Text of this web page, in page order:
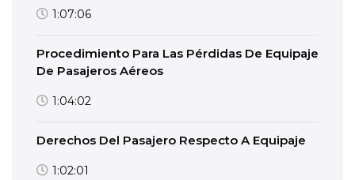
1:07:06
Procedimiento Para Las Pérdidas De Equipaje
De Pasajeros Aéreos
1:04:02
Derechos Del Pasajero Respecto A Equipaje
1:02:01